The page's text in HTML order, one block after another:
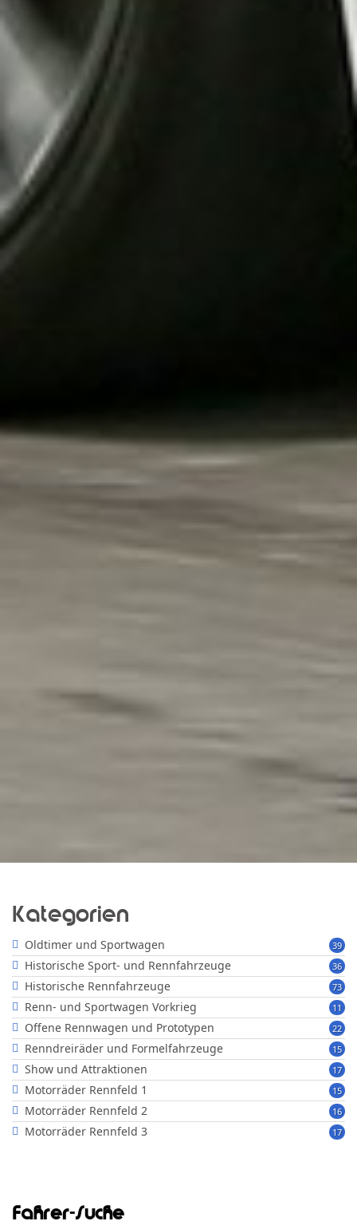
Kategorien
39
Oldtimer und Sportwagen
36
Historische Sport- und Rennfahrzeuge
73
Historische Rennfahrzeuge
11
Renn- und Sportwagen Vorkrieg
22
Offene Rennwagen und Prototypen
15
Renndreiräder und Formelfahrzeuge
17
Show und Attraktionen
15
Motorräder Rennfeld 1
16
Motorräder Rennfeld 2
17
Motorräder Rennfeld 3
Fahrer-Suche